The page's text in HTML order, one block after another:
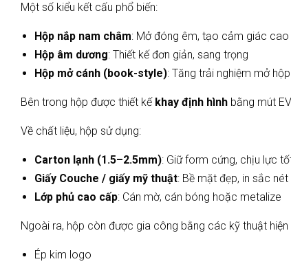
Một số kiểu kết cấu phổ biến:
Hộp nắp nam châm: Mở đóng êm, tạo cảm giác
Hộp âm dương: Thiết kế đơn giản, sang trọng
Hộp mở cánh (book-style): Tăng trải nghiệm mở hộp
Bên trong hộp được thiết kế khay định hình bằng mút
Về chất liệu, hộp sử dụng:
Carton lạnh (1.5–2.5mm): Giữ form cứng, chịu lực
Giấy Couche / giấy mỹ thuật: Bề mặt đẹp, in sắc nét
Lớp phủ cao cấp: Cán mờ, cán bóng hoặc metalize
Ngoài ra, hộp còn được gia công bằng các kỹ thuật hiện
Ép kim logo